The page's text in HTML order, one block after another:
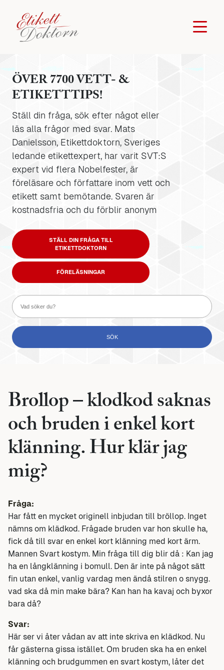
ÖVER 7700 VETT- &
ETIKETTTIPS!
Ställ din fråga, sök efter något eller
läs alla frågor med svar. Mats
Danielsson, Etikettdoktorn, Sveriges
ledande etikettexpert, har varit SVT:S
expert vid flera Nobelfester, är
föreläsare och författare inom vett och
etikett samt bemötande. Svaren är
kostnadsfria och du förblir anonym
STÄLL DIN FRÅGA TILL
ETIKETTDOKTORN
FÖRELÄSNINGAR
Brollop – klodkod saknas
och bruden i enkel kort
klänning. Hur klär jag
mig?
Fråga:
Har fått en mycket originell inbjudan till bröllop. Inget
nämns om klädkod. Frågade bruden var hon skulle ha,
fick då till svar en enkel kort klänning med kort ärm.
Mannen Svart kostym. Min fråga till dig blir då : Kan jag
ha en långklänning i bomull. Den är inte på något sätt
fin utan enkel, vanlig vardag men ändå stilren o snygg.
vad ska då min make bära? Kan han ha kavaj och byxor
bara då?
Svar:
Här ser vi åter vådan av att inte skriva en klädkod. Nu
får gästerna gissa istället. Om bruden ska ha en enkel
klänning och brudgummen en svart kostym, låter det